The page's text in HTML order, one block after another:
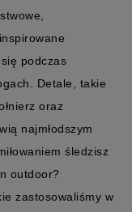
podczas
Detale, takie
oraz
najmłodszym
śledzisz
outdoor?
zastosowaliśmy w